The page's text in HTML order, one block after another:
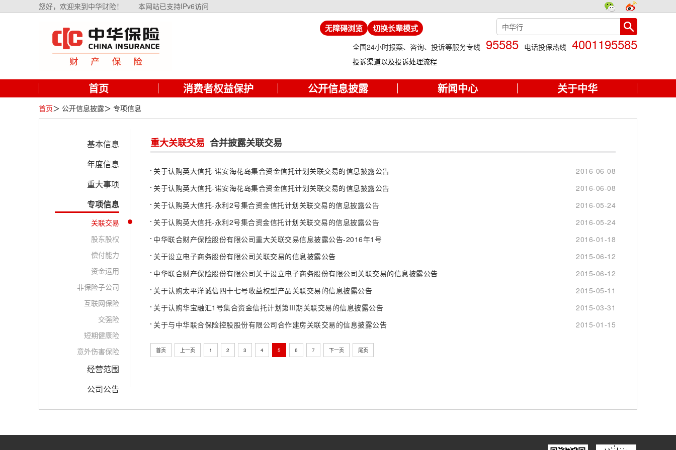
您好，欢迎来到中华财险！ 本网站已支持IPv6访问
无障碍浏览 切换长辈模式
全国24小时报案、咨询、投诉等服务专线 95585 电话投保热线 4001195585
投诉渠道以及投诉处理流程
首页 消费者权益保护 公开信息披露 新闻中心 关于中华
首页＞ 公开信息披露＞ 专项信息
基本信息
年度信息
重大事项
专项信息
关联交易
股东股权
偿付能力
资金运用
非保险子公司
互联网保险
交强险
短期健康险
意外伤害保险
经营范围
公司公告
重大关联交易 合并披露关联交易
关于认购英大信托-诺安海花岛集合资金信托计划关联交易的信息披露公告
2016-06-08
关于认购英大信托-诺安海花岛集合资金信托计划关联交易的信息披露公告
2016-06-08
关于认购英大信托-永利2号集合资金信托计划关联交易的信息披露公告
2016-05-24
关于认购英大信托-永利2号集合资金信托计划关联交易的信息披露公告
2016-05-24
中华联合财产保险股份有限公司重大关联交易信息披露公告-2016年1号
2016-01-18
关于设立电子商务股份有限公司关联交易的信息披露公告
2015-06-12
中华联合财产保险股份有限公司关于设立电子商务股份有限公司关联交易的信息披露公告
2015-06-12
关于认购太平洋诚信四十七号收益权型产品关联交易的信息披露公告
2015-05-11
关于认购华宝融汇1号集合资金信托计划第III期关联交易的信息披露公告
2015-03-31
关于与中华联合保险控股股份有限公司合作建房关联交易的信息披露公告
2015-01-15
首页 上一页 1 2 3 4 5 6 7 下一页 尾页